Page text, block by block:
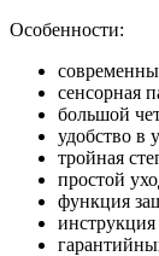
Особенности:
сенсорная
большой
удобство в
тройная
простой
функция
инструкция